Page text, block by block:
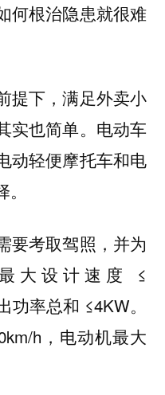
何根治隐患就很难
提下，满足外卖小
实也简单。电动车
动轻便摩托车和电
要考取驾照，并为
大设计速度 ≤
率总和 ≤4KW。
h，电动机最大